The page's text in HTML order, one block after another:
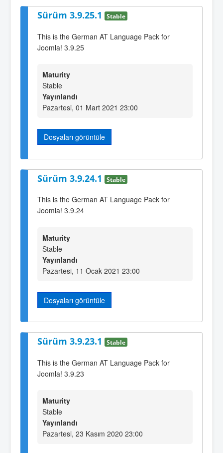
Sürüm 3.9.25.1 Stable
This is the German AT Language Pack for
Joomla! 3.9.25
Maturity
Stable
Yayınlandı
Pazartesi, 01 Mart 2021 23:00
Dosyaları görüntüle
Sürüm 3.9.24.1 Stable
This is the German AT Language Pack for
Joomla! 3.9.24
Maturity
Stable
Yayınlandı
Pazartesi, 11 Ocak 2021 23:00
Dosyaları görüntüle
Sürüm 3.9.23.1 Stable
This is the German AT Language Pack for
Joomla! 3.9.23
Maturity
Stable
Yayınlandı
Pazartesi, 23 Kasım 2020 23:00